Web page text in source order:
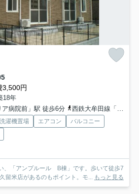
3,500円
18年
病院前」駅 徒歩6分
西鉄大牟田線「津福」駅 徒歩17分
濯機置場 エアコン
バルコニー
、「アンプルール B棟」です。歩いて徒歩7
留米店があるのもポイント。モ... もっと見る